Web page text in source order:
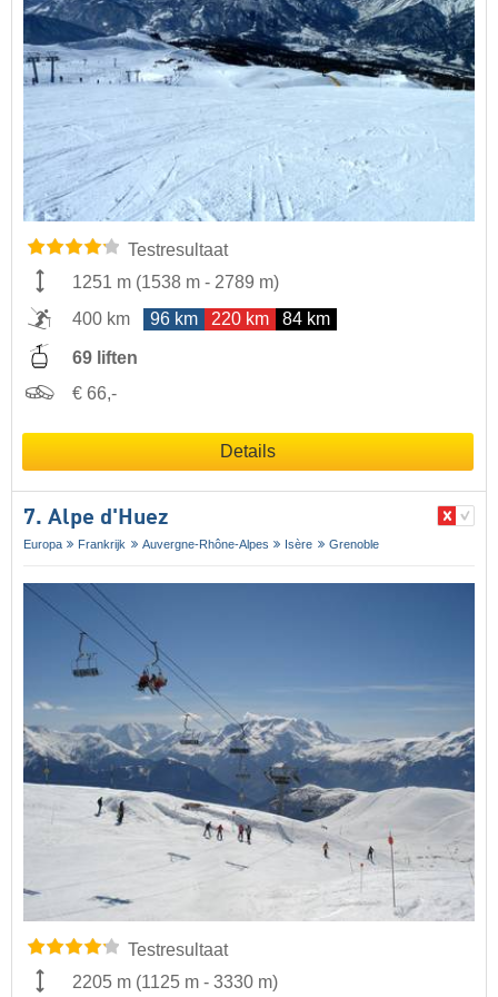
Testresultaat
1251 m (1538 m - 2789 m)
400 km
96 km 220 km 84 km
69 liften
€ 66,-
Details
7. Alpe d'Huez
Europa Frankrijk Auvergne-Rhône-Alpes Isère Grenoble
Testresultaat
2205 m (1125 m - 3330 m)